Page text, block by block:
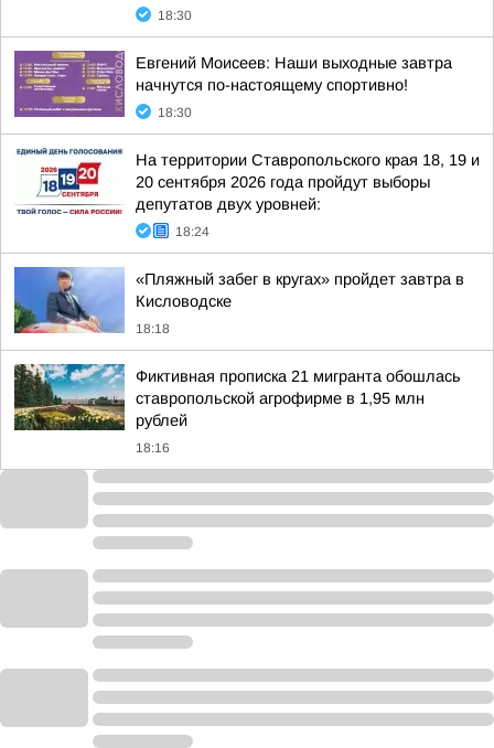
18:30
Евгений Моисеев: Наши выходные завтра
начнутся по-настоящему спортивно!
18:30
На территории Ставропольского края 18, 19 и
20 сентября 2026 года пройдут выборы
депутатов двух уровней:
18:24
«Пляжный забег в кругах» пройдет завтра в
Кисловодске
18:18
Фиктивная прописка 21 мигранта обошлась
ставропольской агрофирме в 1,95 млн
рублей
18:16